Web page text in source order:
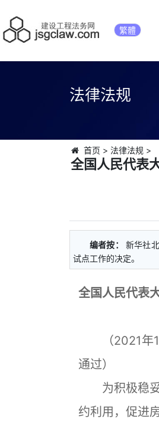
繁體
法律法规
首页 > 法律法规 >
全国人民代表
编者按：
新华社
试点工作的决定。
全国人民代表
（2021年10
通过）
为积极稳妥
约利用，促进